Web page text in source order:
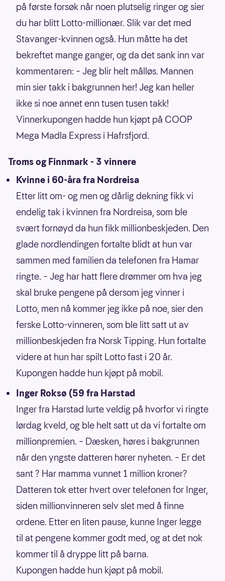
på første forsøk når noen plutselig ringer og sier
du har blitt Lotto-millionær. Slik var det med
Stavanger-kvinnen også. Hun måtte ha det
bekreftet mange ganger, og da det sank inn var
kommentaren: – Jeg blir helt målløs. Mannen
min sier takk i bakgrunnen her! Jeg kan heller
ikke si noe annet enn tusen tusen takk!
Vinnerkupongen hadde hun kjøpt på COOP
Mega Madla Express i Hafrsfjord.
Troms og Finnmark - 3 vinnere
Kvinne i 60-åra fra Nordreisa
Etter litt om- og men og dårlig dekning fikk vi
endelig tak i kvinnen fra Nordreisa, som ble
svært fornøyd da hun fikk millionbeskjeden. Den
glade nordlendingen fortalte blidt at hun var
sammen med familien da telefonen fra Hamar
ringte. – Jeg har hatt flere drømmer om hva jeg
skal bruke pengene på dersom jeg vinner i
Lotto, men nå kommer jeg ikke på noe, sier den
ferske Lotto-vinneren, som ble litt satt ut av
millionbeskjeden fra Norsk Tipping. Hun fortalte
videre at hun har spilt Lotto fast i 20 år.
Kupongen hadde hun kjøpt på mobil.
Inger Roksø (59 fra Harstad
Inger fra Harstad lurte veldig på hvorfor vi ringte
lørdag kveld, og ble helt satt ut da vi fortalte om
millionpremien. – Dæsken, høres i bakgrunnen
når den yngste datteren hører nyheten. – Er det
sant ? Har mamma vunnet 1 million kroner?
Datteren tok etter hvert over telefonen for Inger,
siden millionvinneren selv slet med å finne
ordene. Etter en liten pause, kunne Inger legge
til at pengene kommer godt med, og at det nok
kommer til å dryppe litt på barna.
Kupongen hadde hun kjøpt på mobil.